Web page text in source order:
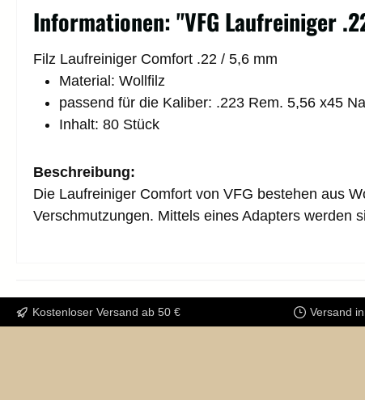
Informationen: "VFG Laufreiniger
Filz Laufreiniger Comfort .22 / 5,6 mm
Material: Wollfilz
passend für die Kaliber: .223 Rem. 5,56 x45
Inhalt: 80 Stück
Beschreibung:
Die Laufreiniger Comfort von VFG bestehen aus
Verschmutzungen. Mittels eines Adapters werden
Kostenloser Versand ab 50 € Versand